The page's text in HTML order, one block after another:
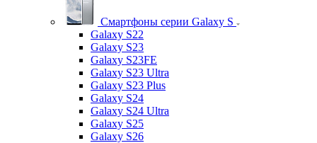
Смартфоны серии Galaxy S
Galaxy S22
Galaxy S23
Galaxy S23FE
Galaxy S23 Ultra
Galaxy S23 Plus
Galaxy S24
Galaxy S24 Ultra
Galaxy S25
Galaxy S26